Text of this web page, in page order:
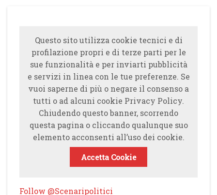
Questo sito utilizza cookie tecnici e di
profilazione propri e di terze parti per le
sue funzionalità e per inviarti pubblicità
e servizi in linea con le tue preferenze. Se
vuoi saperne di più o negare il consenso a
tutti o ad alcuni cookie Privacy Policy.
Chiudendo questo banner, scorrendo
questa pagina o cliccando qualunque suo
elemento acconsenti all’uso dei cookie.
Accetta Cookie
Follow @Scenaripolitici